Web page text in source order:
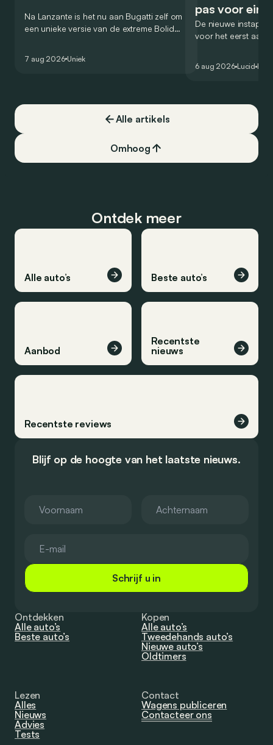
Na Lanzante is het nu aan Bugatti zelf om
een unieke versie van de extreme Bolide
7 aug 2026 Uniek
pas voor
De nieuwe instap-
voor het eerst
constructeur
6 aug 2026 Lucid
Alle artikels
Omhoog
Ontdek meer
Alle auto’s Beste auto’s
Aanbod
Recentste
nieuws
Recentste reviews
Blijf op de hoogte van het laatste nieuws.
Schrijf u in
Ontdekken
Alle auto’s
Beste auto’s
Kopen
Alle auto’s
Tweedehands auto’s
Nieuwe auto’s
Oldtimers
Lezen
Alles
Nieuws
Advies
Tests
Contact
Wagens publiceren
Contacteer ons